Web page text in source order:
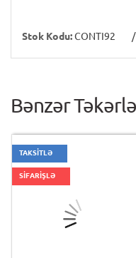
Stok Kodu:CONTI92 /
Bənzər
TAKSİTLƏ
SİFARİŞLƏ